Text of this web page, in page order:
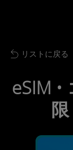
Back to list
リストに戻る
eSIM •